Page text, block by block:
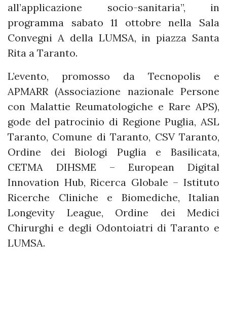
all’applicazione socio-sanitaria”, in
programma sabato 11 ottobre nella Sala
Convegni A della LUMSA, in piazza Santa
Rita a Taranto.
L’evento, promosso da Tecnopolis e
APMARR (Associazione nazionale Persone
con Malattie Reumatologiche e Rare APS),
gode del patrocinio di Regione Puglia, ASL
Taranto, Comune di Taranto, CSV Taranto,
Ordine dei Biologi Puglia e Basilicata,
CETMA DIHSME – European Digital
Innovation Hub, Ricerca Globale – Istituto
Ricerche Cliniche e Biomediche, Italian
Longevity League, Ordine dei Medici
Chirurghi e degli Odontoiatri di Taranto e
LUMSA.